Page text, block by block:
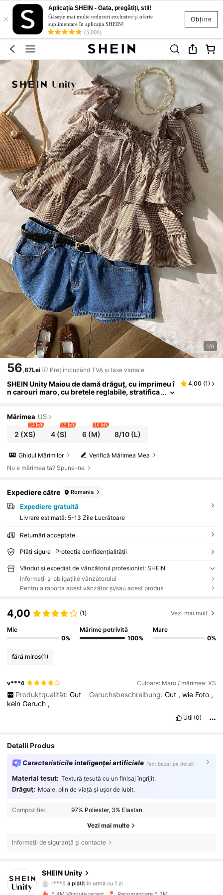
Obține
×
Aplicația SHEIN - Gata, pregătiți, stil!
Găsește mai multe reduceri exclusive și oferte
suplimentare în aplicația SHEIN!
(5,000)
1/6
56,87Lei Preț incluzând TVA și taxe vamale
SHEIN Unity Maiou de damă drăguț, cu imprimeu î
n carouri maro, cu bretele reglabile, stratifica
4,00 (1)
Mărimea US
2 (XS)
14 left
4(S)
19 left
6(M)
16 left
8/10 (L)
Verifică Mărimea Mea
Ghidul Mărimilor
Nu e mărimea ta? Spune-ne
Expediere către Romania
Expediere gratuită
Livrare estimată: 5-13 Zile Lucrătoare
Returnări acceptate
Plăți sigure · Protecția confidențialității
Vândut și expediat de vânzătorul profesionist: SHEIN
Informații și obligațiile vânzătorului
Pentru a raporta acest vânzător și/sau acest produs
4,00 (1) Vezi mai mult
Mic
0%
Mărime potrivită
100%
Mare
0%
fără miros(1)
v***4 Culoare: Maro / mărimea: XS
Produktqualität: Gut Geruchsbeschreibung: Gut , wie Foto ,
keinGeruch ,
Util (0)
Detalii Produs
Caracteristicile inteligenței artificiale Text bazat pe detalii
Material tesut: Textură țesută cu un finisaj îngrijit.
Drăguţ: Moale, plin de viață și ușor de iubit.
Compoziție: 97% Poliester, 3% Elastan
Vezi mai multe
Informații de siguranță și contacte
SHEIN Unity
4,81
544K Urmăritori
r***6 a plătit în urmă cu 1 zi
a***a a început să urmărească pe în urmă cu 10 minute